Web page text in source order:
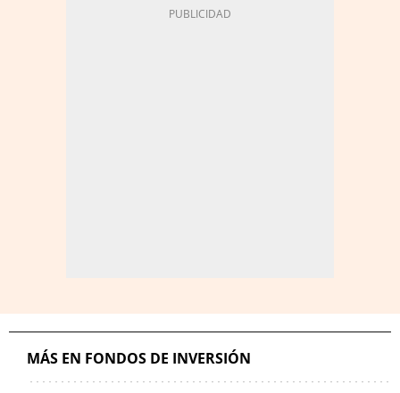
MÁS EN FONDOS DE INVERSIÓN